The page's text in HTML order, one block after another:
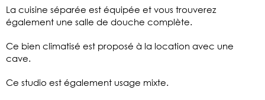
La cuisine séparée est équipée et vous trouverez
également une salle de douche complète.
Ce bien climatisé est proposé à la location avec une
cave.
Ce studio est également usage mixte.